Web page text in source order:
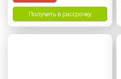
Получить в рассрочку